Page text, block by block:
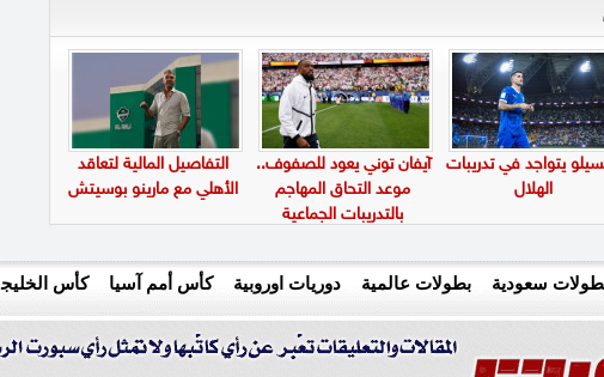
يتواجد في تدريبات
الهلال
آيفان توني يعود للصفوف..
موعد التحاق المهاجم
بالتدريبات الجماعية
التفاصيل المالية لتعاقد
الأهلي مع مارينو بوسيتش
سعودية بطولات عالمية دوريات اوروبية كأس أمم آسيا كأس الخليج